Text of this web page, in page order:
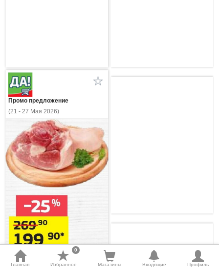
Промо предложение
(21 - 27 Мая 2026)
Главная Избранное
0
Магазины Входящие Профиль